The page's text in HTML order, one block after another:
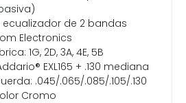
ecualizador de 2 bandas
Electronics
1G, 2D, 3A, 4E, 5B
EXL165 + .130 mediana
.045/.065/.085/.105/.130
Cromo